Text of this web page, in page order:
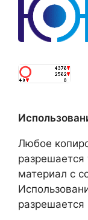
Любое
разрешается
материал с
разрешается